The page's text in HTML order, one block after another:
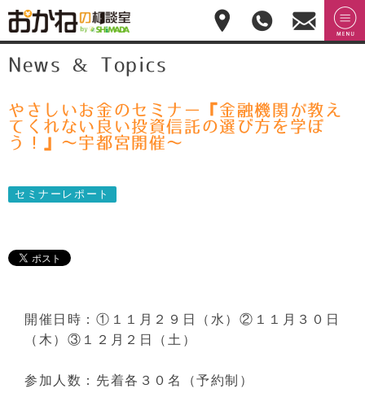
おかねの相談室 by
嶋田商事
せ
028-
908-
News & Topics
やさしいお金のセミナー『金融機関が教え
てくれない良い投資信託の選び方を学ぼ
う！』～宇都宮開催～
セミナーレポート
開催日時：①１１月２９日（水）②１１月３０日
（木）③１２月２日（土）
参加人数：先着各３０名（予約制）